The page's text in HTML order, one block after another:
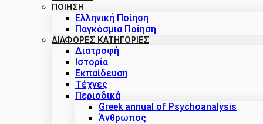
ΠΟΙΗΣΗ
Ελληνική Ποίηση
Παγκόσμια Ποίηση
ΔΙΑΦΟΡΕΣ ΚΑΤΗΓΟΡΙΕΣ
Διατροφή
Ιστορία
Εκπαίδευση
Τέχνες
Περιοδικά
Greek annual of Psychoanalysis
Άνθρωπος